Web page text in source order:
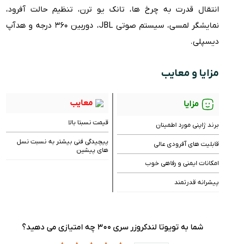
انتقال قدرت به چرخ ها، تانک یو ترن، تنظیم حالت آفرود،
نمایشگر لمسی، سیستم صوتی JBL، دوربین 360 درجه و هدآپ
دیسپلی.
مزایا و معایب
مزایا
برند ژاپنی مورد اطمینان
قابلیت های آفرودی عالی
امکانات ایمنی و رفاهی خوب
پیشرانه قدرتمند
معایب
قیمت نسبتا بالا
پیچیدگی فنی بیشتر به نسبت نسل
های پیشین
شما به تویوتا لندکروزر سری ۳۰۰ چه امتیازی می دهید؟